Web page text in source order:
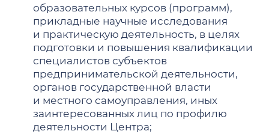
образовательных курсов (программ),
прикладные научные исследования
и практическую деятельность, в целях
подготовки и повышения квалификации
специалистов субъектов
предпринимательской деятельности,
органов государственной власти
и местного самоуправления, иных
заинтересованных лиц по профилю
деятельности Центра;